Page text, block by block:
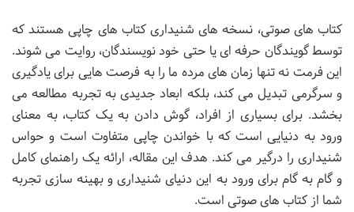
کتاب های صوتی، نسخه های شنیداری کتاب های چاپی هستند که
توسط گویندگان حرفه ای یا حتی خود نویسندگان، روایت می شوند.
این فرمت نه تنها زمان های مرده ما را به فرصت هایی برای یادگیری
و سرگرمی تبدیل می کند، بلکه ابعاد جدیدی به تجربه مطالعه می
بخشد. برای بسیاری از افراد، گوش دادن به یک کتاب، به معنای
ورود به دنیایی است که با خواندن چاپی متفاوت است و حواس
شنیداری را درگیر می کند. هدف این مقاله، ارائه یک راهنمای کامل
و گام به گام برای ورود به این دنیای شنیداری و بهینه سازی تجربه
شما از کتاب های صوتی است.